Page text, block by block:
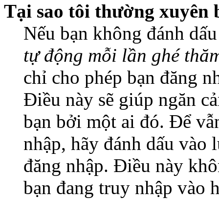
Tại sao tôi thường xuyên
Nếu bạn không đánh
tự động mỗi lần ghé
chỉ cho phép bạn đăng
Điều này sẽ giúp ngăn
bạn bởi một ai đó. Để
nhập, hãy đánh dấu
đăng nhập. Điều này
bạn đang truy nhập vào